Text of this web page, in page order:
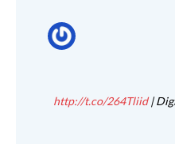
http://t.co/264Tliid|